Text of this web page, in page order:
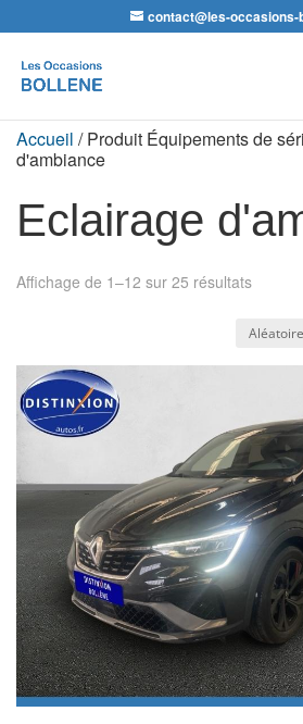
contact@les-occasions-
de
produits
Accueil / Produit Équipements de
d'ambiance
Eclairage
Affichage de 1–12 sur 25 résultats